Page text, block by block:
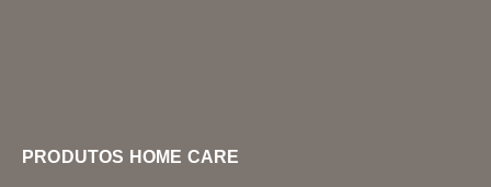
PRODUTOS HOME CARE